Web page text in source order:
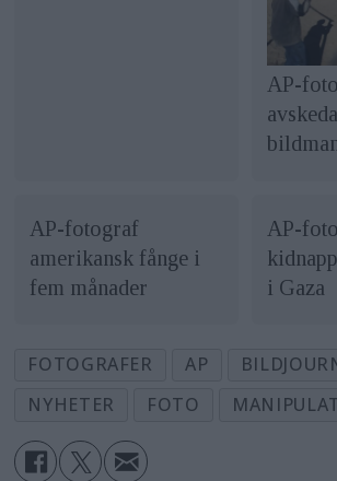
AP-
AP-fotograf
amerikansk fånge i
fem månader
AP-
i Gaza
FOTOGRAFER AP
NYHETER
FOTO